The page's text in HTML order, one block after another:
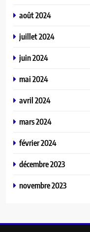
août 2024
juillet 2024
juin 2024
mai 2024
avril 2024
mars 2024
février 2024
décembre 2023
novembre 2023